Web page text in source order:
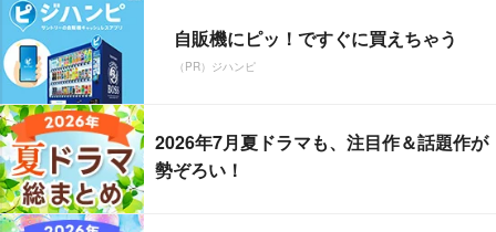
自販機にピッ！ですぐに買えちゃう
（PR）ジハンピ
2026年7月夏ドラマも、注目作＆話題作が
勢ぞろい！